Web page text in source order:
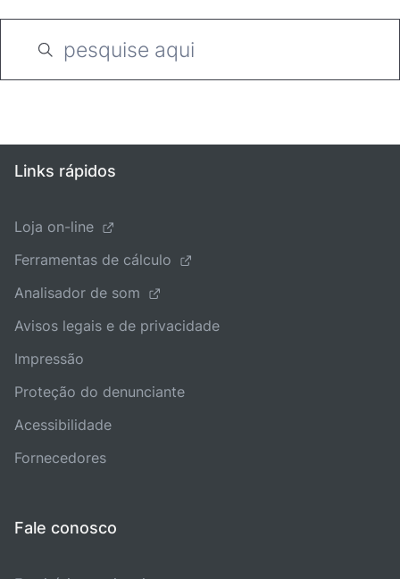
Links rápidos
Loja on-line
Ferramentas de cálculo
Analisador de som
Avisos legais e de privacidade
Impressão
Proteção do denunciante
Acessibilidade
Fornecedores
Fale conosco